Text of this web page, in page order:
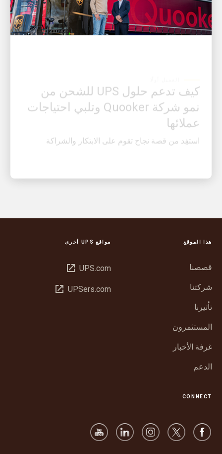
نمو شركة Quooker وتلبي احتياجات
عملائها
استفِد من قصة نجاح تقوم على الابتكار والشراكة
هذا الموقع
قصصنا
شركتنا
تأثيرنا
المستثمرون
غرفة الأخبار
الدعم
مواقع UPS أخرى
UPS.com فتح
نافذة
UPSers.com فتح
CONNECT